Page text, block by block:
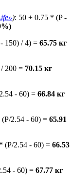
): 50 + 0.75 * (P -
150) / 4) = 65.75 кг
200 = 70.15 кг
- 60) = 66.84 кг
2.54 - 60) = 65.91
(P/2.54 - 60) = 66.53
- 60) = 67.77 кг